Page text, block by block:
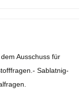
Ausschuss für
Sablatnig-